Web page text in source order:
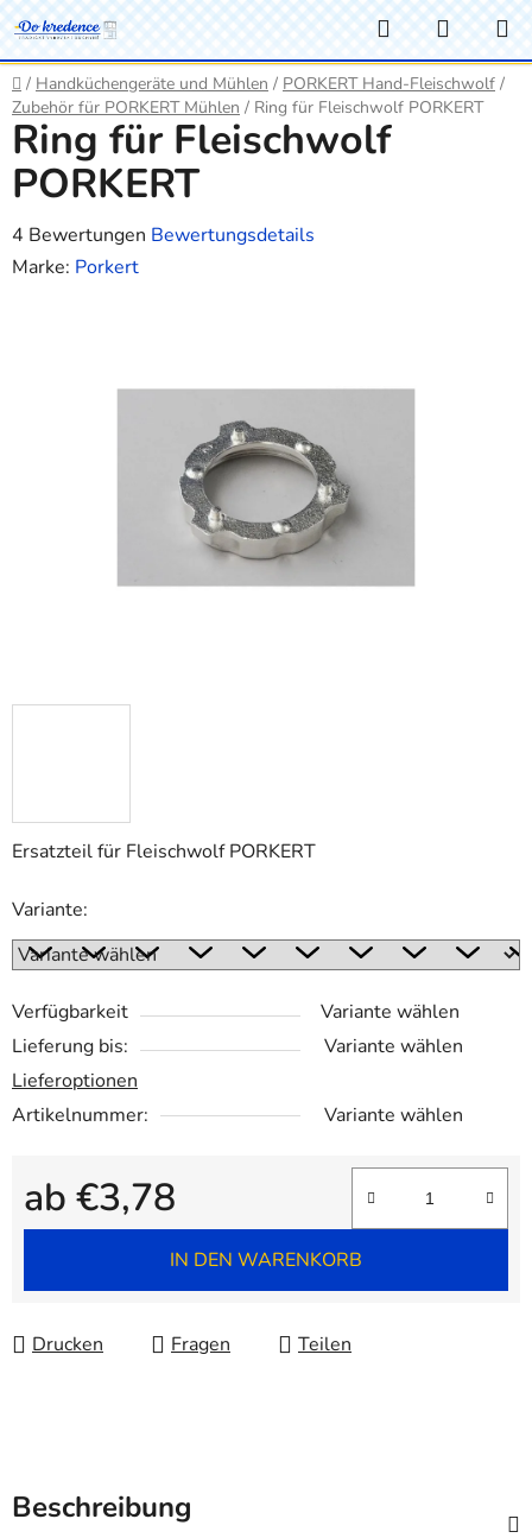
Zum
Inhalt
springen
Suchen
Startseite
/ Handküchengeräte und Mühlen / PORKERT Hand-Fleischwolf /
Zubehör für PORKERT Mühlen / Ring für Fleischwolf PORKERT
Ersatzteil für Fleischwolf PORKERT
Variante:
Verfügbarkeit
Variante wählen
Lieferung bis:
Variante wählen
Lieferoptionen
Artikelnummer:
Variante wählen
ab €3,78
Verkaufspreis:
IN DEN WARENKORB
Drucken Fragen Teilen
Ring für Fleischwolf
PORKERT
Die
durchschnittliche
4 Bewertungen Bewertungsdetails
Marke: Porkert
Beschreibung